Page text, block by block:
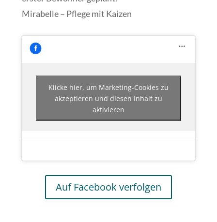
Mirabelle – Pflege mit Kaizen
Klicke hier, um Marketing-Cookies zu
akzeptieren und diesen Inhalt zu
aktivieren
Auf Facebook verfolgen